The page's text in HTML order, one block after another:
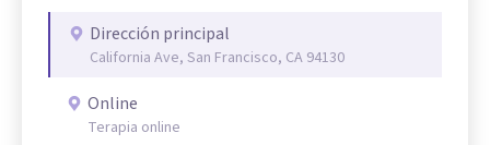
Dirección principal
California Ave, San Francisco, CA 94130
Online
Terapia online